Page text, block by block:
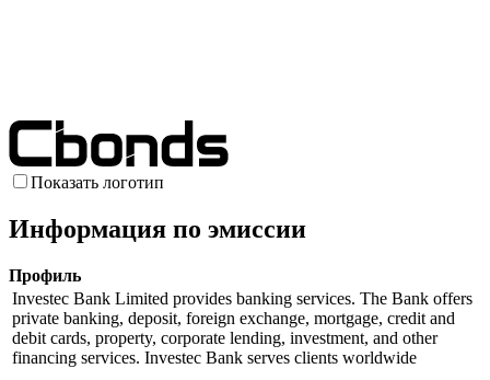
Показать логотип
Информация по эмиссии
Профиль
Investec Bank Limited provides banking services. The Bank offers
private banking, deposit, foreign exchange, mortgage, credit and
debit cards, property, corporate lending, investment, and other
financing services. Investec Bank serves clients worldwide